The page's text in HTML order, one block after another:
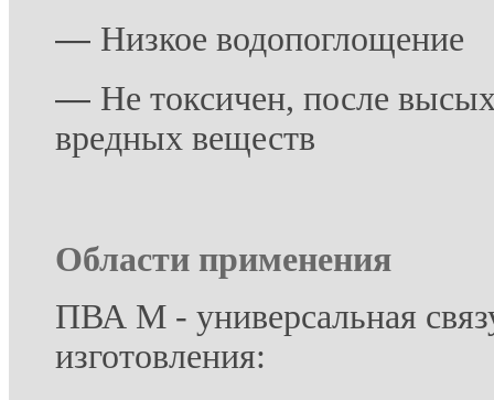
― Низкое водопоглощение
― Не токсичен, после
вредных веществ
Области применения
ПВА М - универсальная
изготовления: